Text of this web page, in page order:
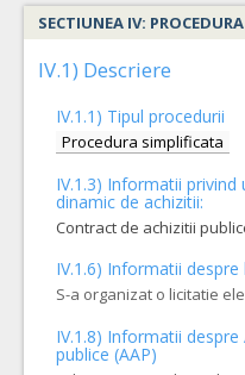
SECTIUNEA IV: PROCEDURA
IV.1) Descriere
IV.1.1) Tipul procedurii
Procedura simplificata
IV.1.3) Informatii
dinamic de achizitii:
Contract de achizitii
IV.1.6) Informatii
S-a organizat o licitatie
IV.1.8) Informatii
publice (AAP)